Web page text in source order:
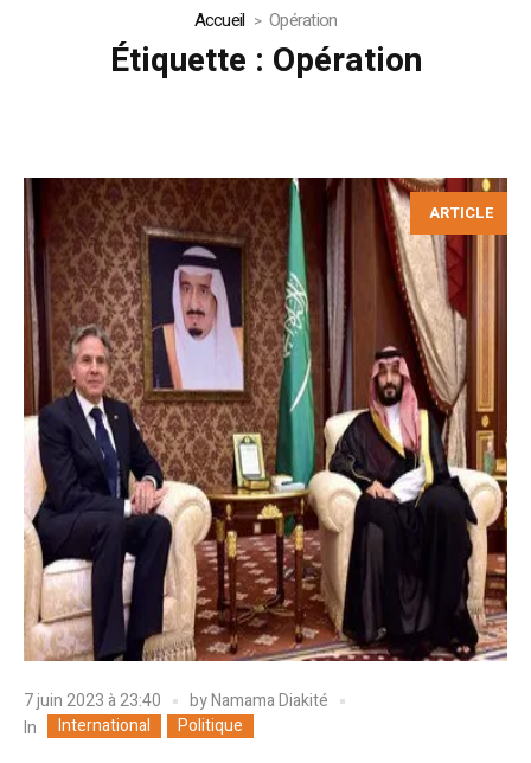
Accueil Opération
Étiquette : Opération
ARTICLE
7 juin 2023 à 23:40 byNamama Diakité
In
International Politique